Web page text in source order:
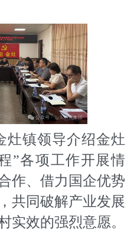
灶镇领导介绍金灶
”各项工作开展情
作、借力国企优势
共同破解产业发展
实效的强烈意愿。